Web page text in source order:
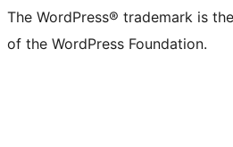
The WordPress® trademark is
of the WordPress Foundation.